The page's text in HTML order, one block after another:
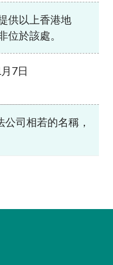
供以上香港地
位於該處。
7日
司相若的名稱，